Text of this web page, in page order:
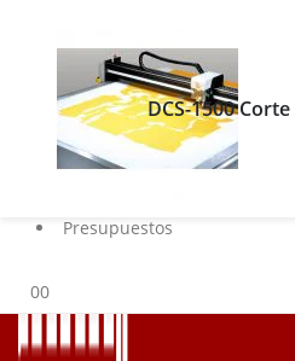
Blog
Servicios
Marcas
Contacto
Presupuestos
00
DCS-1500